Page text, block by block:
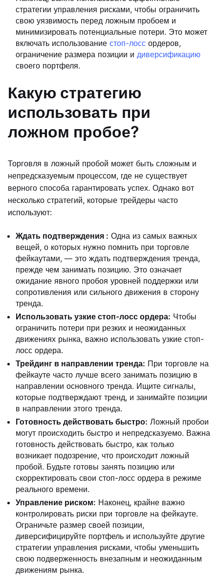
стратегии управления рисками, чтобы ограничить
свою уязвимость перед ложным пробоем и
минимизировать потенциальные потери. Это может
включать использование стоп-лосс ордеров,
ограничение размера позиции и диверсификацию
своего портфеля.
Какую стратегию
использовать при
ложном пробое?
Торговля в ложный пробой может быть сложным и
непредсказуемым процессом, где не существует
верного способа гарантировать успех. Однако вот
несколько стратегий, которые трейдеры часто
используют:
Ждать подтверждения : Одна из самых важных
вещей, о которых нужно помнить при торговле
фейкаутами, — это ждать подтверждения тренда,
прежде чем занимать позицию. Это означает
ожидание явного пробоя уровней поддержки или
сопротивления или сильного движения в сторону
тренда.
Использовать узкие стоп-лосс ордера: Чтобы
ограничить потери при резких и неожиданных
движениях рынка, важно использовать узкие стоп-
лосс ордера.
Трейдинг в направлении тренда: При торговле на
фейкауте часто лучше всего занимать позицию в
направлении основного тренда. Ищите сигналы,
которые подтверждают тренд, и занимайте позиции
в направлении этого тренда.
Готовность действовать быстро: Ложный пробои
могут происходить быстро и непредсказуемо. Важна
готовность действовать быстро, как только
возникает подозрение, что происходит ложный
пробой. Будьте готовы занять позицию или
скорректировать свои стоп-лосс ордера в режиме
реального времени.
Управление риском: Наконец, крайне важно
контролировать риски при торговле на фейкауте.
Ограничьте размер своей позиции,
диверсифицируйте портфель и используйте другие
стратегии управления рисками, чтобы уменьшить
свою подверженность внезапным и неожиданным
движениям рынка.